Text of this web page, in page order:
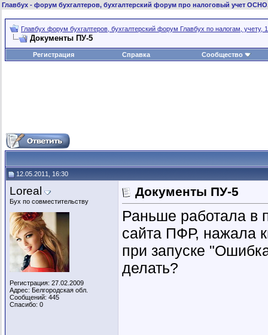
Главбух - форум бухгалтеров, бухгалтерский форум про налоговый учет
Главбух форум бухгалтеров, бухгалтерский форум Главбух по налогам, учету,
Документы ПУ-5
Регистрация Справка Сообщество
12.05.2011, 16:30
Loreal
Бух по совместительству
Регистрация: 27.02.2009
Адрес: Белгородская обл.
Сообщений: 445
Спасибо: 0
Документы ПУ-5
Раньше работала в
сайта ПФР, нажала
при запуске
делать?